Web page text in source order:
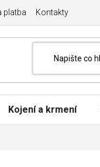
platba Kontakty
Kojení a krmení